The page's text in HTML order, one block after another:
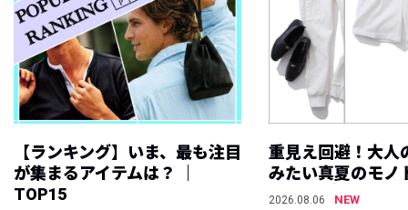
【ランキング】いま、最も注目
が集まるアイテムは？ ｜
TOP15
重見え回避！大人
みたい真夏のモノ
2026.08.06
NEW